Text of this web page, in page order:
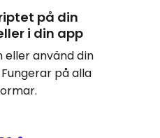
på din
i din app
eller använd din
på alla